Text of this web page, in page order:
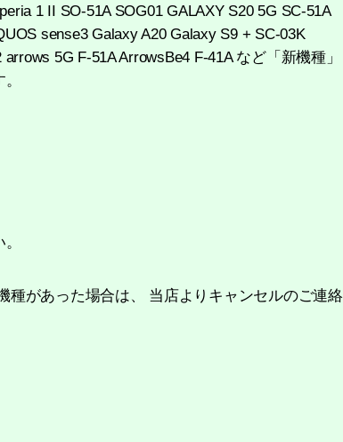
1 II SO-51A SOG01 GALAXY S20 5G SC-51A
sense3 Galaxy A20 Galaxy S9 + SC-03K
5G F-51A ArrowsBe4 F-41A など「新機種」
があった場合は、 当店よりキャンセルのご連絡